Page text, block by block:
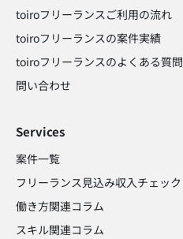
toiroフリーランスご利用の流れ
toiroフリーランスの案件実績
toiroフリーランスのよくある質問
問い合わせ​
Services
案件一覧
フリーランス見込み収入チェック​
働き方関連コラム​
スキル関連コラム​